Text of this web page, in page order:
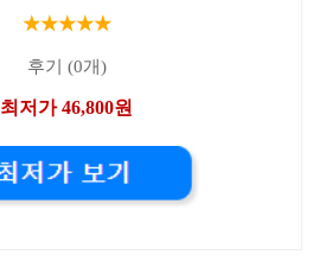
★★★★★
후기 (0개)
최저가 46,800원